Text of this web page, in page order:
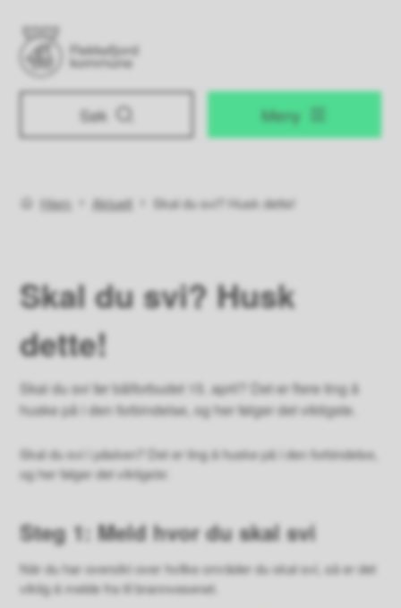
Flekkefjord kommune
Søk Meny
Du er her:
Hjem Aktuelt Skal du svi? Husk dette!
Skal du svi? Husk
dette!
Skal du svi før bålforbudet 15. april? Det er flere ting å
huske på i den forbindelse, og her følger det viktigste.
Skal du svi i påsken? Det er ting å huske på i den forbindelse,
og her følger det viktigste:
Steg 1: Meld hvor du skal svi
Når du har oversikt over hvilke områder du skal svi, så er det
viktig å melde fra til brannvesenet.